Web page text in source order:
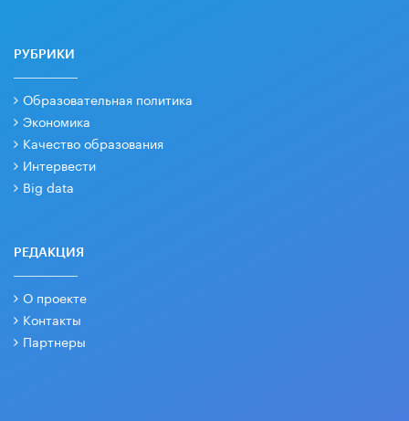
РУБРИКИ
Образовательная политика
Экономика
Качество образования
Интервести
Big data
РЕДАКЦИЯ
О проекте
Контакты
Партнеры